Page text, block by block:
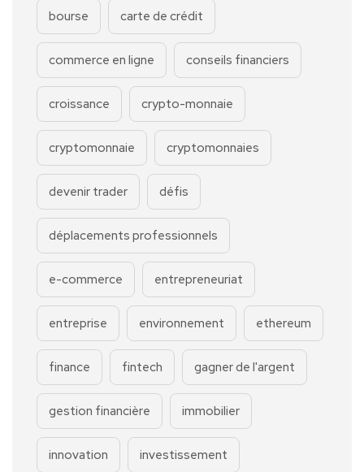
bourse carte de crédit
commerce en ligne conseils financiers
croissance crypto-monnaie
cryptomonnaie cryptomonnaies
devenir trader défis
déplacements professionnels
e-commerce entrepreneuriat
entreprise environnement ethereum
finance fintech gagner de l'argent
gestion financière immobilier
innovation investissement